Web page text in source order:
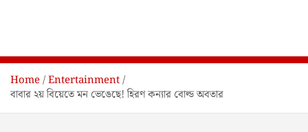
Home Entertainment
বাবার ২য় বিয়েতে মন ভেঙেছে! হিরণ কন্যার বোল্ড অবতার